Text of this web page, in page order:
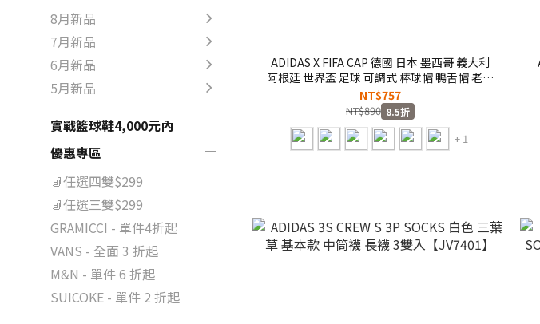
8月新品
7月新品
6月新品
5月新品
實戰籃球鞋4,000元內
優惠專區
🧦任選四雙$299
🧦任選三雙$299
GRAMICCI - 單件4折起
VANS - 全面 3 折起
M&N - 單件 6 折起
SUICOKE - 單件 2 折起
ADIDAS X FIFA CAP 德國 日本 墨西哥 義大利
阿根廷 世界盃 足球 可調式 棒球帽 鴨舌帽 老帽
【IP4088/KC6705/KC0743/KD4390/KD7703/KE1384/
ADFIFA
NT$757
NT$890 8.5折
+ 1